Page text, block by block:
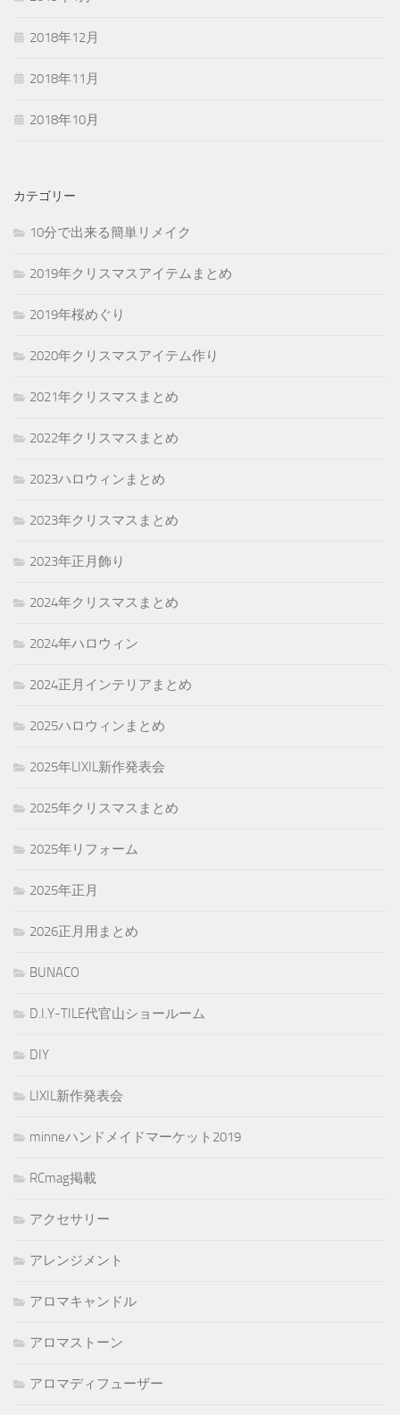
2018年12月
2018年11月
2018年10月
カテゴリー
10分で出来る簡単リメイク
2019年クリスマスアイテムまとめ
2019年桜めぐり
2020年クリスマスアイテム作り
2021年クリスマスまとめ
2022年クリスマスまとめ
2023ハロウィンまとめ
2023年クリスマスまとめ
2023年正月飾り
2024年クリスマスまとめ
2024年ハロウィン
2024正月インテリアまとめ
2025ハロウィンまとめ
2025年LIXIL新作発表会
2025年クリスマスまとめ
2025年リフォーム
2025年正月
2026正月用まとめ
BUNACO
D.I.Y-TILE代官山ショールーム
DIY
LIXIL新作発表会
minneハンドメイドマーケット2019
RCmag掲載
アクセサリー
アレンジメント
アロマキャンドル
アロマストーン
アロマディフューザー